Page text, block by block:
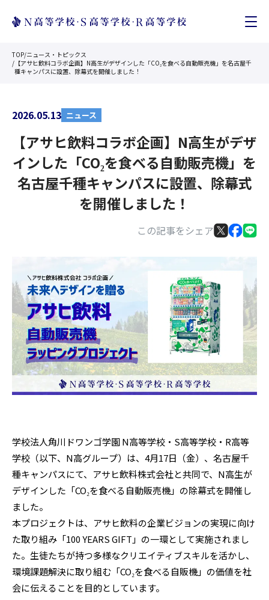
TOP/ニュース・トピックス
/ 【アサヒ飲料コラボ企画】N高生がデザインした「CO₂を食べる自動販売機」を名古屋千
種キャンパスに設置、除幕式を開催しました！
2026.05.13 ニュース
この記事をシェア
【アサヒ飲料コラボ企画】N高生がデザ
インした「CO₂を食べる自動販売機」を
名古屋千種キャンパスに設置、除幕式
を開催しました！
学校法人角川ドワンゴ学園 N高等学校・S高等学校・R高等
学校（以下、N高グループ）は、4月17日（金）、名古屋千
種キャンパスにて、アサヒ飲料株式会社と共同で、N高生が
デザインした「CO₂を食べる自動販売機」の除幕式を開催し
ました。
本プロジェクトは、アサヒ飲料の企業ビジョンの実現に向け
た取り組み「100 YEARS GIFT」の一環として実施されまし
た。生徒たちが持つ多様なクリエイティブスキルを活かし、
環境課題解決に取り組む「CO₂を食べる自販機」の価値を社
会に伝えることを目的としています。